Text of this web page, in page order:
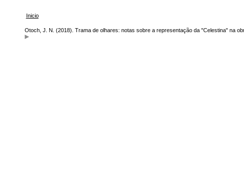
Inicio
Otoch, J. N. (2018). Trama de olhares: notas sobre a representação da "Celestina" na